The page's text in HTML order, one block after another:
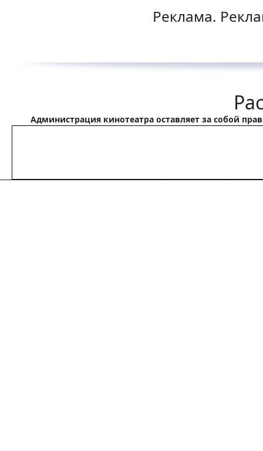
Реклама.
Администрация кинотеатра оставляет за собой